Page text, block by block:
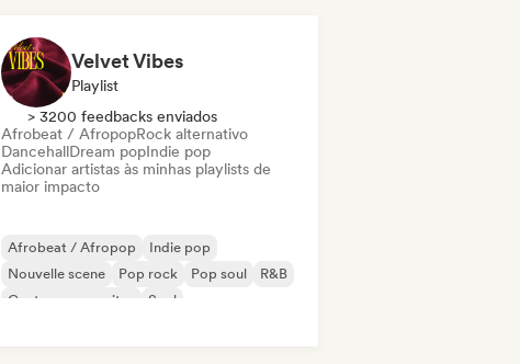
Velvet Vibes
Playlist
> 3200 feedbacks enviados
Afrobeat / AfropopRock alternativo
DancehallDream popIndie pop
Adicionar artistas às minhas playlists de
maior impacto
Afrobeat / Afropop
Indie pop
Nouvelle scene
Pop rock Pop soul
R&B
Cantor-compositor
Soul